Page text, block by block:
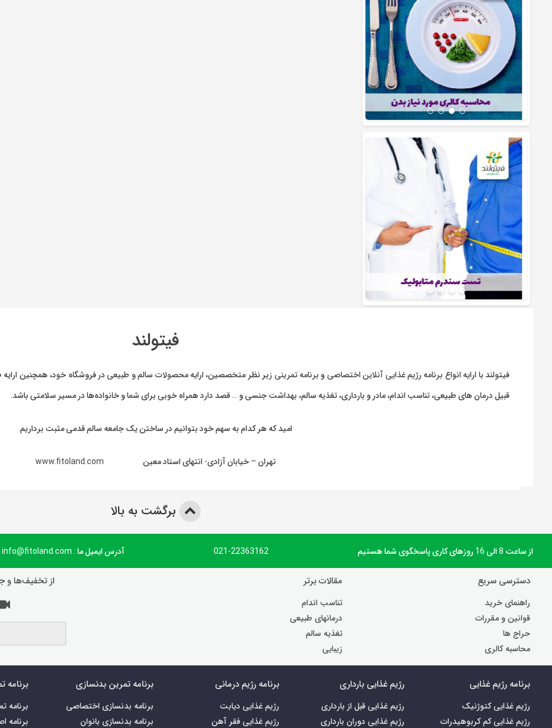
فیتولند
فیتولند با ارایه انواع برنامه رژیم غذایی آنلاین اختصاصی و برنامه تمرینی زیر نظر متخصصین، ارایهمحصولات سالم و طبیعیدر فروشگاه خود، همچنین
قبیل درمان های طبیعی، تناسب اندام، مادر و بارداری، تغذیه سالم، بهداشت جنسی و … قصد دارد همراه خوبی برای شما و خانواده‌ها در مسیر سلامتی باشد.
امید که هر کدام به سهم خود بتوانیم در ساختن یک جامعه سالم قدمی مثبت برداریم.
تهران – خیابان آزادی- انتهای استاد معین www.fitoland.com
برگشت به بالا
از ساعت 8 الی 16 روزهای کاری پاسخگوی شما هستیم 021-22363162 آدرس ایمیل ما : info@fitoland.com
دسترسی سریع
راهنمای خرید
قوانین و مقررات
حراج ها
محاسبه کالری
مقالات برتر
تناسب اندام
درمانهای طبیعی
تغذیه سالم
زیبایی
از تخفیف‌ها و
برنامه رژیم غذایی
رژیم غذایی کتوژنیک
رژیم غذایی کم کربوهیدرات
رژیم غذایی بارداری
رژیم غذایی قبل از بارداری
رژیم غذایی دوران بارداری
برنامه رژیم درمانی
رژیم غذایی دیابت
رژیم غذایی فقر آهن
برنامه تمرین بدنسازی
برنامه بدنسازی اختصاصی
برنامه بدنسازی بانوان
برنامه
برنامه
برنامه